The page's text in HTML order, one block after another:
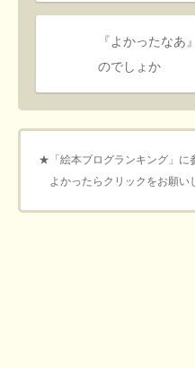
『よかったなあ
のでしょか
★「絵本ブログランキング」に
よかったらクリックをお願い